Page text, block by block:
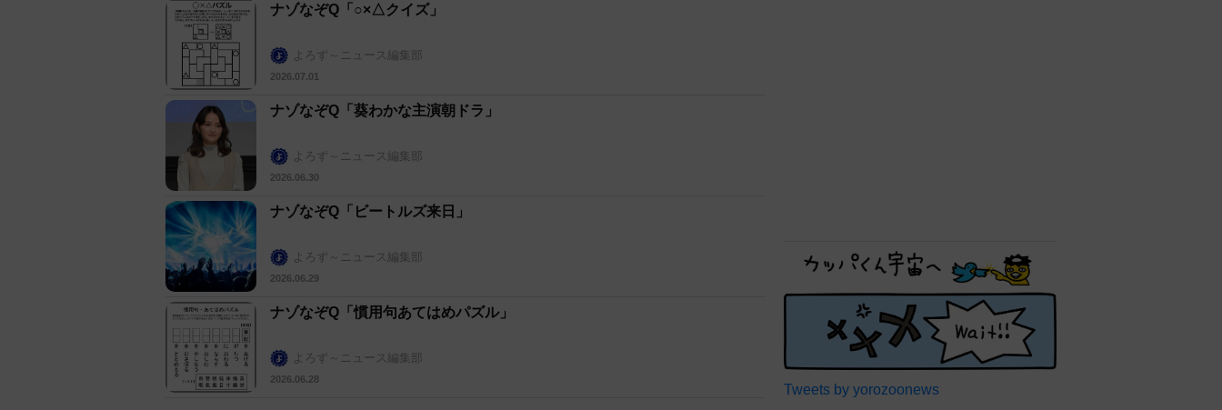
ナゾなぞQ「○×△クイズ」
よろず～ニュース編集部
2026.07.01
ナゾなぞQ「葵わかな主演朝ドラ」
よろず～ニュース編集部
2026.06.30
ナゾなぞQ「ビートルズ来日」
よろず～ニュース編集部
2026.06.29
ナゾなぞQ「慣用句あてはめパズル」
よろず～ニュース編集部
2026.06.28
Tweets by yorozoonews